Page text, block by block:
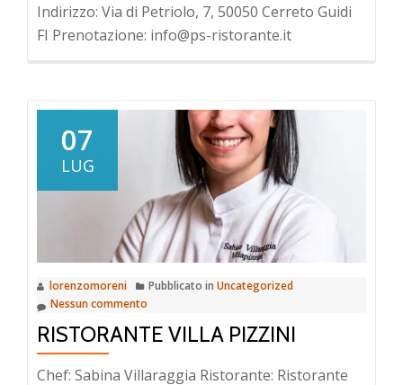
Indirizzo: Via di Petriolo, 7, 50050 Cerreto Guidi
FI Prenotazione: info@ps-ristorante.it
07
LUG
lorenzomoreni Pubblicato in Uncategorized
Nessun commento
RISTORANTE VILLA PIZZINI
Chef: Sabina Villaraggia Ristorante: Ristorante